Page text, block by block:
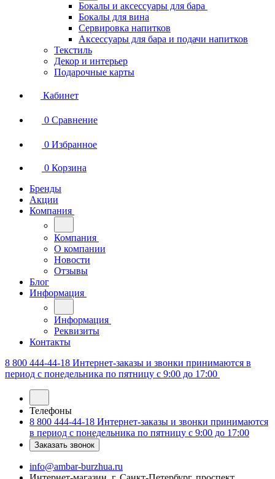
Бокалы и аксессуары для бара
Бокалы для вина
Сервировка напитков
Аксессуары для бара и подачи напитков
Текстиль
Декор и интерьер
Подарочные карты
Кабинет
0 Сравнение
0 Избранное
0 Корзина
Бренды
Акции
Компания
Компания
О компании
Новости
Отзывы
Блог
Информация
Информация
Реквизиты
Контакты
8 800 444-44-18 Интернет-заказы и звонки принимаются в
период с понедельника по пятницу с 9:00 до 17:00
Телефоны
8 800 444-44-18 Интернет-заказы и звонки принимаются
в период с понедельника по пятницу с 9:00 до 17:00
Заказать звонок
info@ambar-burzhua.ru